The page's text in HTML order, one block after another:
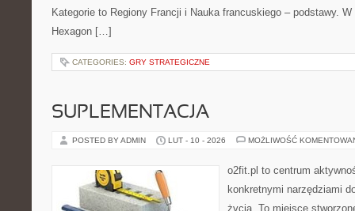
Kategorie to Regiony Francji i Nauka francuskiego – podstawy.
Hexagon […]
CATEGORIES: GRY STRATEGICZNE
SUPLEMENTACJA
POSTED BY ADMIN LUT - 10 - 2026 MOŻLIWOŚĆ
o2fit.pl to centrum
konkretnymi narzędziami
życia. To miejsce